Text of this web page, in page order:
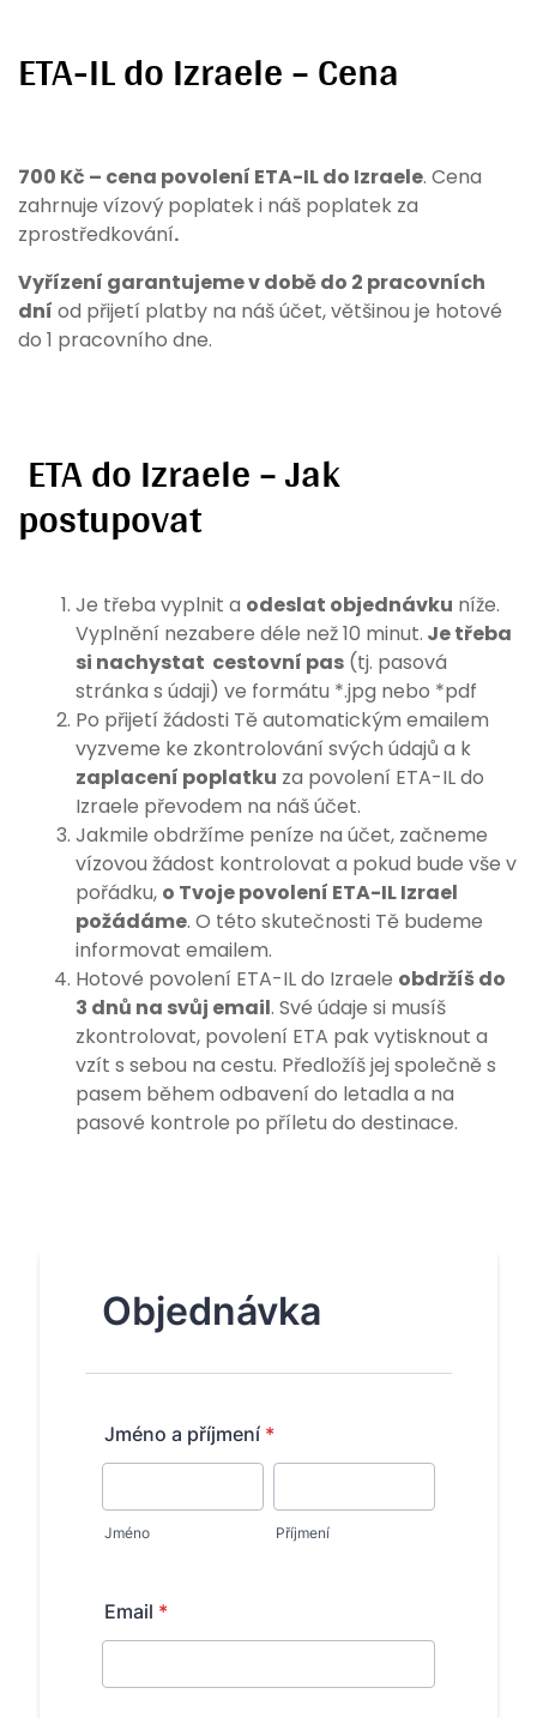
ETA-IL do Izraele – Cena
700 Kč – cena povolení ETA-IL do Izraele. Cena
zahrnuje vízový poplatek i náš poplatek za
zprostředkování.
Vyřízení garantujeme v době do 2 pracovních
dní od přijetí platby na náš účet, většinou je hotové
do 1 pracovního dne.
ETA do Izraele – Jak
postupovat
Je třeba vyplnit a odeslat objednávku níže.
Vyplnění nezabere déle než 10 minut. Je třeba
si nachystat cestovní pas (tj. pasová
stránka s údaji) ve formátu *.jpg nebo *pdf
Po přijetí žádosti Tě automatickým emailem
vyzveme ke zkontrolování svých údajů a k
zaplacení poplatku za povolení ETA-IL do
Izraele převodem na náš účet.
Jakmile obdržíme peníze na účet, začneme
vízovou žádost kontrolovat a pokud bude vše v
pořádku, o Tvoje povolení ETA-IL Izrael
požádáme. O této skutečnosti Tě budeme
informovat emailem.
Hotové povolení ETA-IL do Izraele obdržíš do
3 dnů na svůj email. Své údaje si musíš
zkontrolovat, povolení ETA pak vytisknout a
vzít s sebou na cestu. Předložíš jej společně s
pasem během odbavení do letadla a na
pasové kontrole po příletu do destinace.